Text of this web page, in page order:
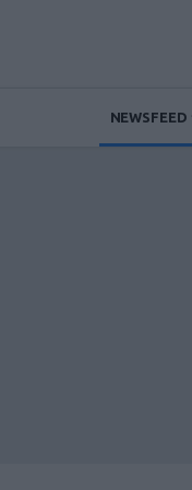
NEWSFEED